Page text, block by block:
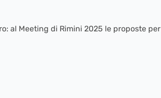
al Meeting di Rimini 2025 le proposte per